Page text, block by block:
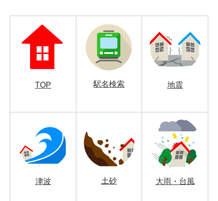
TOP 駅名検索 地震
津波 土砂 大雨・台風